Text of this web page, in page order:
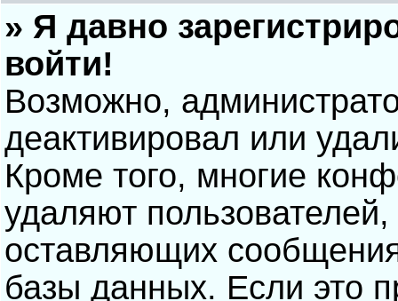
» Я давно
войти!
Возможно,
деактивировал или
Кроме того, многие
удаляют
оставляющих
базы данных. Если это